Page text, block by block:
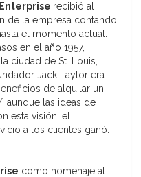
recibió al
de la empresa contando
el momento actual.
en el año 1957,
ciudad de St. Louis,
Jack Taylor era
de alquilar un
aunque las ideas de
esta visión, el
a los clientes ganó.
como homenaje al